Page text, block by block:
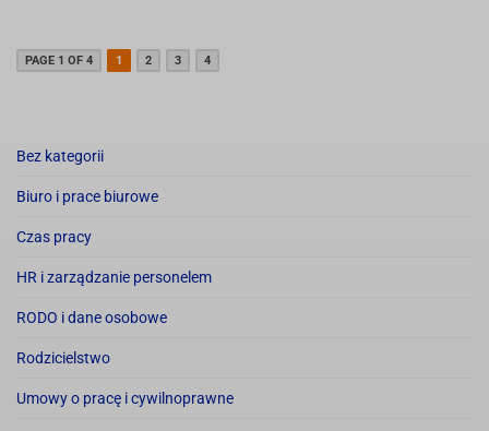
PAGE 1 OF 4 1 2 3 4
Bez kategorii
Biuro i prace biurowe
Czas pracy
HR i zarządzanie personelem
RODO i dane osobowe
Rodzicielstwo
Umowy o pracę i cywilnoprawne